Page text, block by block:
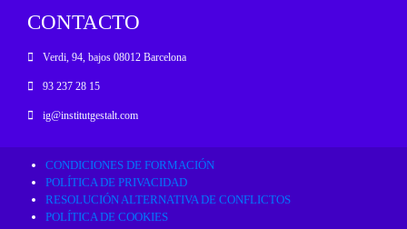
CONTACTO
Verdi, 94, bajos 08012 Barcelona
93 237 28 15
ig@institutgestalt.com
CONDICIONES DE FORMACIÓN
POLÍTICA DE PRIVACIDAD
RESOLUCIÓN ALTERNATIVA DE CONFLICTOS
POLÍTICA DE COOKIES